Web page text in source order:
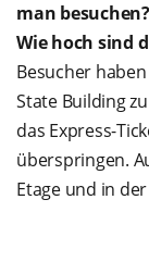
man besuchen?
Wie hoch sind
Besucher
State Building
das Express-
überspringen.
Etage und in